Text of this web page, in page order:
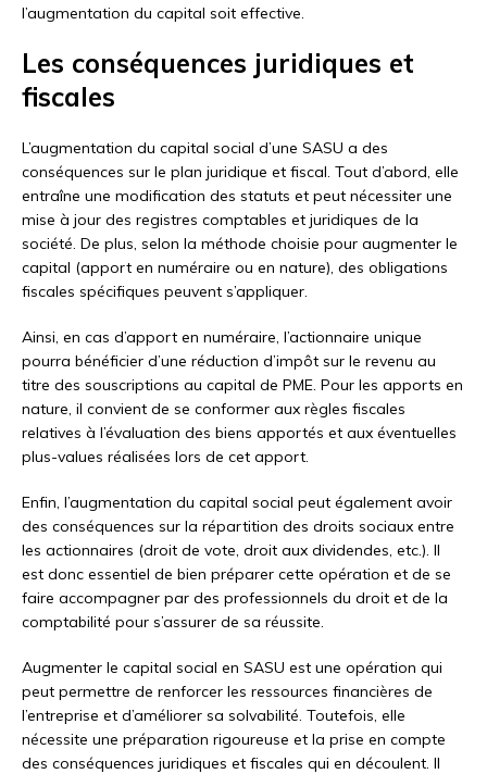
l’augmentation du capital soit effective.
Les conséquences juridiques et
fiscales
L’augmentation du capital social d’une SASU a des
conséquences sur le plan juridique et fiscal. Tout d’abord, elle
entraîne une modification des statuts et peut nécessiter une
mise à jour des registres comptables et juridiques de la
société. De plus, selon la méthode choisie pour augmenter le
capital (apport en numéraire ou en nature), des obligations
fiscales spécifiques peuvent s’appliquer.
Ainsi, en cas d’apport en numéraire, l’actionnaire unique
pourra bénéficier d’une réduction d’impôt sur le revenu au
titre des souscriptions au capital de PME. Pour les apports en
nature, il convient de se conformer aux règles fiscales
relatives à l’évaluation des biens apportés et aux éventuelles
plus-values réalisées lors de cet apport.
Enfin, l’augmentation du capital social peut également avoir
des conséquences sur la répartition des droits sociaux entre
les actionnaires (droit de vote, droit aux dividendes, etc.). Il
est donc essentiel de bien préparer cette opération et de se
faire accompagner par des professionnels du droit et de la
comptabilité pour s’assurer de sa réussite.
Augmenter le capital social en SASU est une opération qui
peut permettre de renforcer les ressources financières de
l’entreprise et d’améliorer sa solvabilité. Toutefois, elle
nécessite une préparation rigoureuse et la prise en compte
des conséquences juridiques et fiscales qui en découlent. Il